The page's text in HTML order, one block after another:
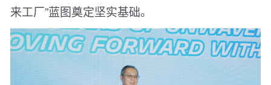
来工厂”蓝图奠定坚实基础。